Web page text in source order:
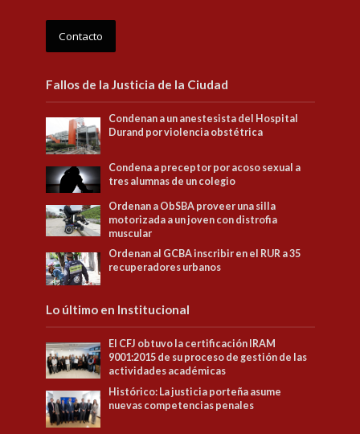
Contacto
Fallos de la Justicia de la Ciudad
Condenan a un anestesista del Hospital
Durand por violencia obstétrica
Condena a preceptor por acoso sexual a
tres alumnas de un colegio
Ordenan a ObSBA proveer una silla
motorizada a un joven con distrofia
muscular
Ordenan al GCBA inscribir en el RUR a 35
recuperadores urbanos
Lo último en Institucional
El CFJ obtuvo la certificación IRAM
9001:2015 de su proceso de gestión de las
actividades académicas
Histórico: La justicia porteña asume
nuevas competencias penales